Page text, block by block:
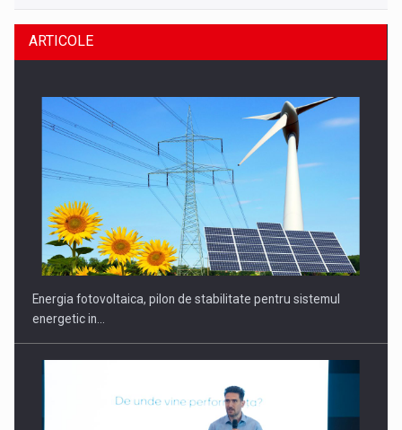
ARTICOLE
Energia fotovoltaica, pilon de stabilitate pentru sistemul
energetic in…